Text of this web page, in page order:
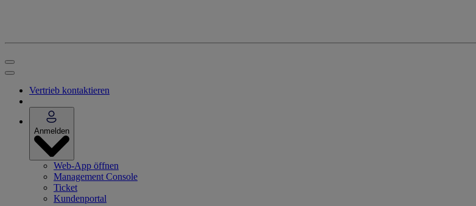
Vertrieb kontaktieren
Anmelden
Web-App öffnen
Management Console
Ticket
Kundenportal